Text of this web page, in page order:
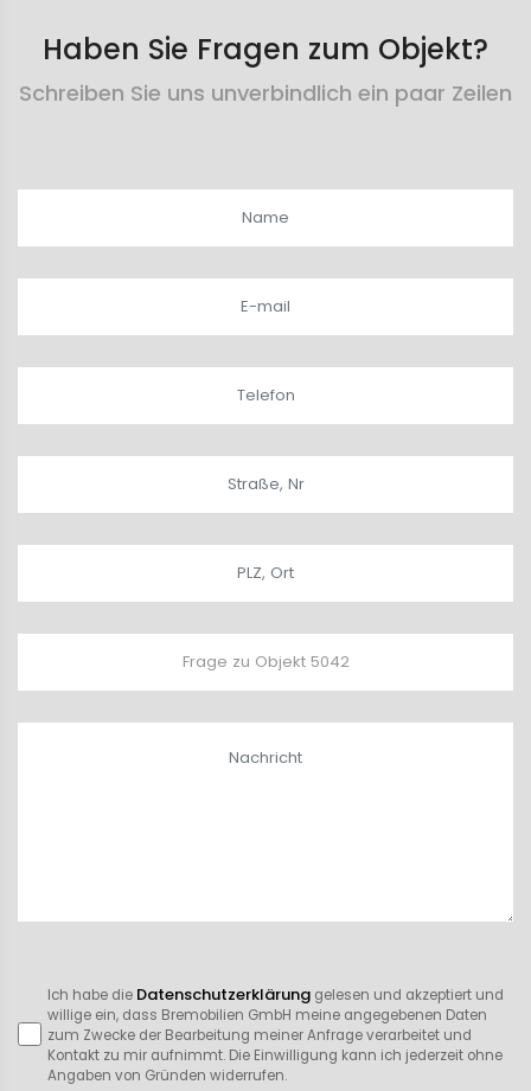
Haben Sie Fragen zum Objekt?
Schreiben Sie uns unverbindlich ein paar Zeilen
Ich habe die Datenschutzerklärung gelesen und akzeptiert und
willige ein, dass Bremobilien GmbH meine angegebenen Daten
zum Zwecke der Bearbeitung meiner Anfrage verarbeitet und
Kontakt zu mir aufnimmt. Die Einwilligung kann ich jederzeit ohne
Angaben von Gründen widerrufen.